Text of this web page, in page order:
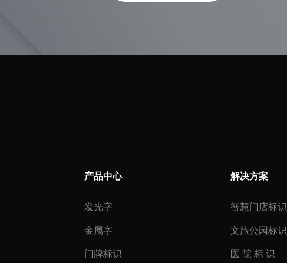
产品中心
发光字
金属字
门牌标识
解决方案
智慧门店标识
文旅公园标识
医 院 标 识